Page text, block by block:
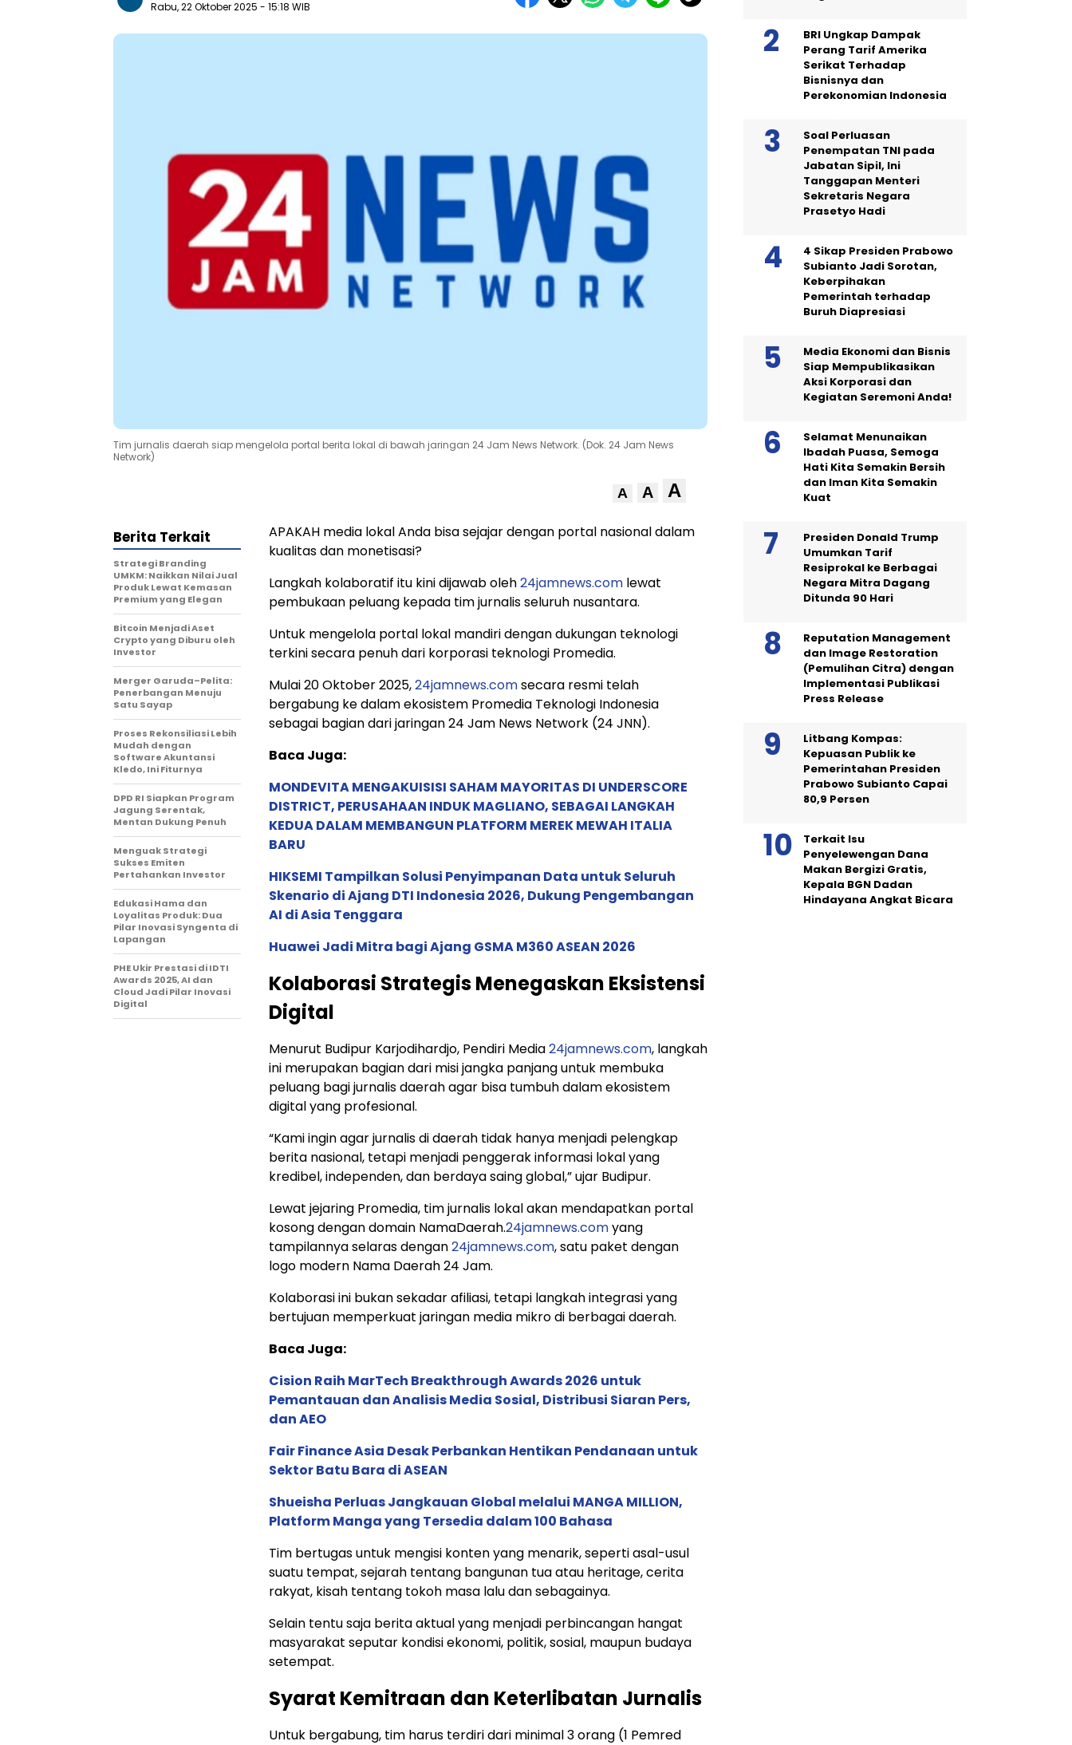
Rabu, 22 Oktober 2025 - 15:18 WIB
Tim jurnalis daerah siap mengelola portal berita lokal di bawah jaringan 24 Jam News Network. (Dok. 24 Jam News
Network)
A A A
APAKAH media lokal Anda bisa sejajar dengan portal nasional dalam
kualitas dan monetisasi?
Langkah kolaboratif itu kini dijawab oleh24jamnews.com lewat
pembukaan peluang kepada tim jurnalis seluruh nusantara.
Untuk mengelola portal lokal mandiri dengan dukungan teknologi
terkini secara penuh dari korporasi teknologi Promedia.
Mulai 20 Oktober 2025,24jamnews.comsecara resmi telah
bergabung ke dalam ekosistem Promedia Teknologi Indonesia
sebagai bagian dari jaringan 24 Jam News Network (24 JNN).
Baca Juga:
MONDEVITA MENGAKUISISI SAHAM MAYORITAS DI UNDERSCORE
DISTRICT, PERUSAHAAN INDUK MAGLIANO, SEBAGAI LANGKAH
KEDUA DALAM MEMBANGUN PLATFORM MEREK MEWAH ITALIA
BARU
HIKSEMI Tampilkan Solusi Penyimpanan Data untuk Seluruh
Skenario di Ajang DTI Indonesia 2026, Dukung Pengembangan
AI di Asia Tenggara
Huawei Jadi Mitra bagi Ajang GSMA M360 ASEAN 2026
Kolaborasi Strategis Menegaskan Eksistensi
Digital
Menurut Budipur Karjodihardjo, Pendiri Media24jamnews.com, langkah
ini merupakan bagian dari misi jangka panjang untuk membuka
peluang bagi jurnalis daerah agar bisa tumbuh dalam ekosistem
digital yang profesional.
“Kami ingin agar jurnalis di daerah tidak hanya menjadi pelengkap
berita nasional, tetapi menjadi penggerak informasi lokal yang
kredibel, independen, dan berdaya saing global,” ujar Budipur.
Lewat jejaring Promedia, tim jurnalis lokal akan mendapatkan portal
kosong dengan domain NamaDaerah.24jamnews.comyang
tampilannya selaras dengan24jamnews.com, satu paket dengan
logo modern Nama Daerah 24 Jam.
Kolaborasi ini bukan sekadar afiliasi, tetapi langkah integrasi yang
bertujuan memperkuat jaringan media mikro di berbagai daerah.
Baca Juga:
Cision Raih MarTech Breakthrough Awards 2026 untuk
Pemantauan dan Analisis Media Sosial, Distribusi Siaran Pers,
dan AEO
Fair Finance Asia Desak Perbankan Hentikan Pendanaan untuk
Sektor Batu Bara di ASEAN
Shueisha Perluas Jangkauan Global melalui MANGA MILLION,
Platform Manga yang Tersedia dalam 100 Bahasa
Tim bertugas untuk mengisi konten yang menarik, seperti asal-usul
suatu tempat, sejarah tentang bangunan tua atau heritage, cerita
rakyat, kisah tentang tokoh masa lalu dan sebagainya.
Selain tentu saja berita aktual yang menjadi perbincangan hangat
masyarakat seputar kondisi ekonomi, politik, sosial, maupun budaya
setempat.
Syarat Kemitraan dan Keterlibatan Jurnalis
Untuk bergabung, tim harus terdiri dari minimal 3 orang (1 Pemred
Berita Terkait
Strategi Branding
UMKM: Naikkan Nilai Jual
Produk Lewat Kemasan
Premium yang Elegan
Bitcoin Menjadi Aset
Crypto yang Diburu oleh
Investor
Merger Garuda–Pelita:
Penerbangan Menuju
Satu Sayap
Proses Rekonsiliasi Lebih
Mudah dengan
Software Akuntansi
Kledo, Ini Fiturnya
DPD RI Siapkan Program
Jagung Serentak,
Mentan Dukung Penuh
Menguak Strategi
Sukses Emiten
Pertahankan Investor
Edukasi Hama dan
Loyalitas Produk: Dua
Pilar Inovasi Syngenta di
Lapangan
PHE Ukir Prestasi di IDTI
Awards 2025, AI dan
Cloud Jadi Pilar Inovasi
Digital
BRI Ungkap Dampak
Perang Tarif Amerika
Serikat Terhadap
Bisnisnya dan
Perekonomian Indonesia
Soal Perluasan
Penempatan TNI pada
Jabatan Sipil, Ini
Tanggapan Menteri
Sekretaris Negara
Prasetyo Hadi
4 Sikap Presiden Prabowo
Subianto Jadi Sorotan,
Keberpihakan
Pemerintah terhadap
Buruh Diapresiasi
Media Ekonomi dan Bisnis
Siap Mempublikasikan
Aksi Korporasi dan
Kegiatan Seremoni Anda!
Selamat Menunaikan
Ibadah Puasa, Semoga
Hati Kita Semakin Bersih
dan Iman Kita Semakin
Kuat
Presiden Donald Trump
Umumkan Tarif
Resiprokal ke Berbagai
Negara Mitra Dagang
Ditunda 90 Hari
Reputation Management
dan Image Restoration
(Pemulihan Citra) dengan
Implementasi Publikasi
Press Release
Litbang Kompas:
Kepuasan Publik ke
Pemerintahan Presiden
Prabowo Subianto Capai
80,9 Persen
Terkait Isu
Penyelewengan Dana
Makan Bergizi Gratis,
Kepala BGN Dadan
Hindayana Angkat Bicara